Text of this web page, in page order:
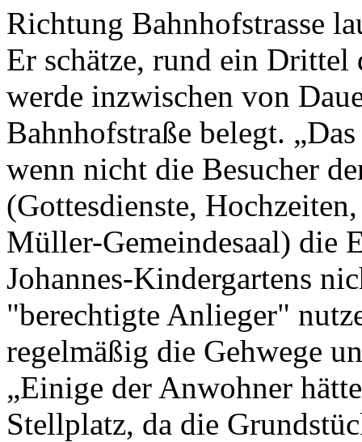
Richtung Bahnhofstrasse
Er schätze, rund ein
werde inzwischen von
Bahnhofstraße belegt.
wenn nicht die Besucher
(Gottesdienste,
Müller-Gemeindesaal) die
Johannes-Kindergartens
"berechtigte Anlieger"
regelmäßig die Gehwege
„Einige der Anwohner
Stellplatz, da die